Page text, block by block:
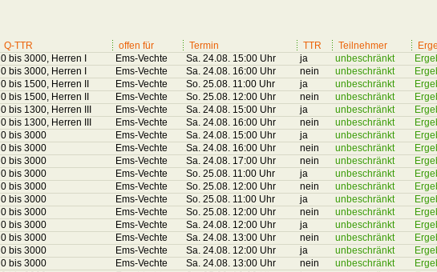
Q-TTR
offen für Termin TTR Teilnehmer
0 bis 3000, Herren I Ems-Vechte Sa. 24.08. 15:00 Uhr ja unbeschränkt
0 bis 3000, Herren I Ems-Vechte Sa. 24.08. 16:00 Uhr nein unbeschränkt
0 bis 1500, Herren II Ems-Vechte So. 25.08. 11:00 Uhr ja unbeschränkt
0 bis 1500, Herren II Ems-Vechte So. 25.08. 12:00 Uhr nein unbeschränkt
0 bis 1300, Herren III Ems-Vechte Sa. 24.08. 15:00 Uhr ja unbeschränkt
0 bis 1300, Herren III Ems-Vechte Sa. 24.08. 16:00 Uhr nein unbeschränkt
0 bis 3000 Ems-Vechte Sa. 24.08. 15:00 Uhr ja unbeschränkt
0 bis 3000 Ems-Vechte Sa. 24.08. 16:00 Uhr nein unbeschränkt
0 bis 3000 Ems-Vechte Sa. 24.08. 17:00 Uhr nein unbeschränkt
0 bis 3000 Ems-Vechte So. 25.08. 11:00 Uhr ja unbeschränkt
0 bis 3000 Ems-Vechte So. 25.08. 12:00 Uhr nein unbeschränkt
0 bis 3000 Ems-Vechte So. 25.08. 11:00 Uhr ja unbeschränkt
0 bis 3000 Ems-Vechte So. 25.08. 12:00 Uhr nein unbeschränkt
0 bis 3000 Ems-Vechte Sa. 24.08. 12:00 Uhr ja unbeschränkt
0 bis 3000 Ems-Vechte Sa. 24.08. 13:00 Uhr nein unbeschränkt
0 bis 3000 Ems-Vechte Sa. 24.08. 12:00 Uhr ja unbeschränkt
0 bis 3000 Ems-Vechte Sa. 24.08. 13:00 Uhr nein unbeschränkt